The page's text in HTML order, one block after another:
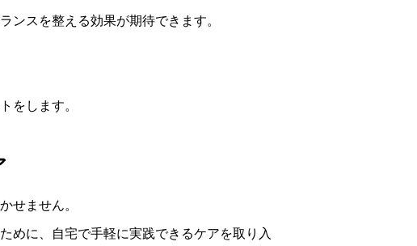
ンスを整える効果が期待できます。
をします。
せません。
めに、自宅で手軽に実践できるケアを取り入